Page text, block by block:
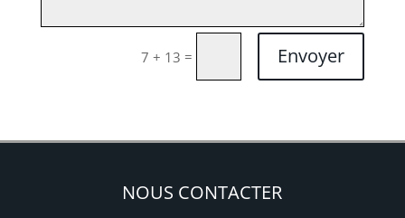
7 + 13 = Envoyer
NOUS CONTACTER